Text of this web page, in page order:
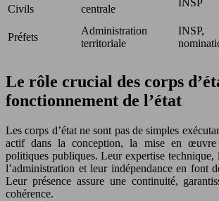
Civils
centrale
INSP
Préfets
Administration
territoriale
INSP,
Le rôle crucial des corps
fonctionnement de l’état
Les corps d’état ne sont pas de simples
actif dans la conception, la mise en œuvre
politiques publiques. Leur expertise technique,
l’administration et leur indépendance en font
Leur présence assure une continuité,
cohérence.